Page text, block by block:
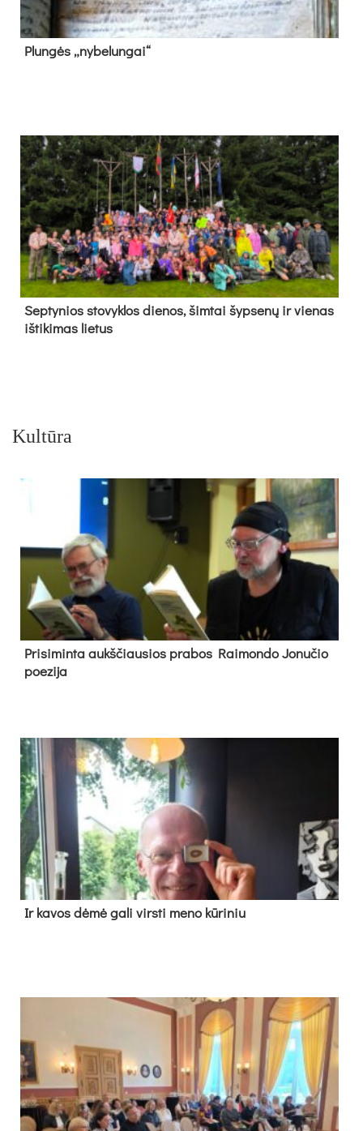
Plun­gės „ny­be­lun­gai“
Sep­ty­nios sto­vyk­los die­nos, šim­tai šyp­se­nų ir vie­nas
iš­ti­ki­mas lie­tus
Kultūra
Pri­si­min­ta aukš­čiau­sios pra­bos Rai­mon­do Jo­nu­čio
poe­zi­ja
Ir ka­vos dė­mė ga­li virs­ti me­no kū­ri­niu